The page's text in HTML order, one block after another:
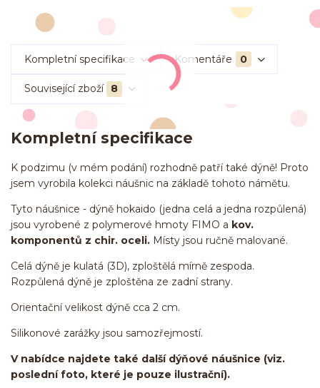
Kompletní specifikace Komentáře 0
Související zboží 8
Kompletní specifikace
K podzimu (v mém podání) rozhodně patří také dýně! Proto
jsem vyrobila kolekci náušnic na základě tohoto námětu.
Tyto náušnice - dýně hokaido (jedna celá a jedna rozpůlená)
jsou vyrobené z polymerové hmoty FIMO a kov.
komponentů z chir. oceli. Místy jsou ručně malované.
Celá dýně je kulatá (3D), zploštělá mírně zespoda.
Rozpůlená dýně je zploštěna ze zadní strany.
Orientační velikost dýně cca 2 cm.
Silikonové zarážky jsou samozřejmostí.
V nabídce najdete také další dýňové náušnice (viz.
poslední foto, které je pouze ilustrační).